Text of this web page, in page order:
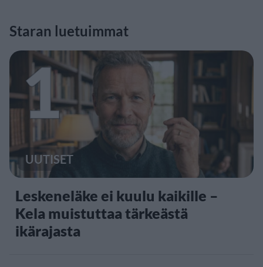
Staran luetuimmat
1
UUTISET
Leskeneläke ei kuulu kaikille –
Kela muistuttaa tärkeästä
ikärajasta